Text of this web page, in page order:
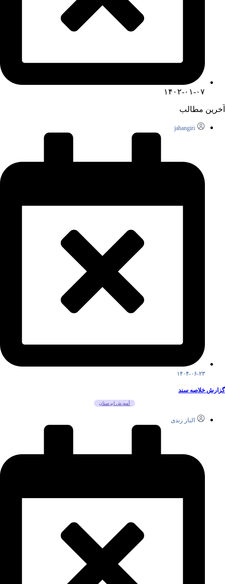
۱۴۰۲-۰۱-۰۷
آخرین مطالب
jahangiri
۱۴۰۴-۰۶-۲۳
گزارش خلاصه سند
آموزش ابرستان
الناز زندی